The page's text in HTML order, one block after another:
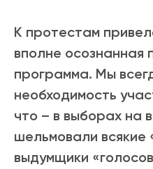
К протестам
вполне осознанная
программа. Мы
необходимость
что – в выборах на
шельмовали всякие
выдумщики